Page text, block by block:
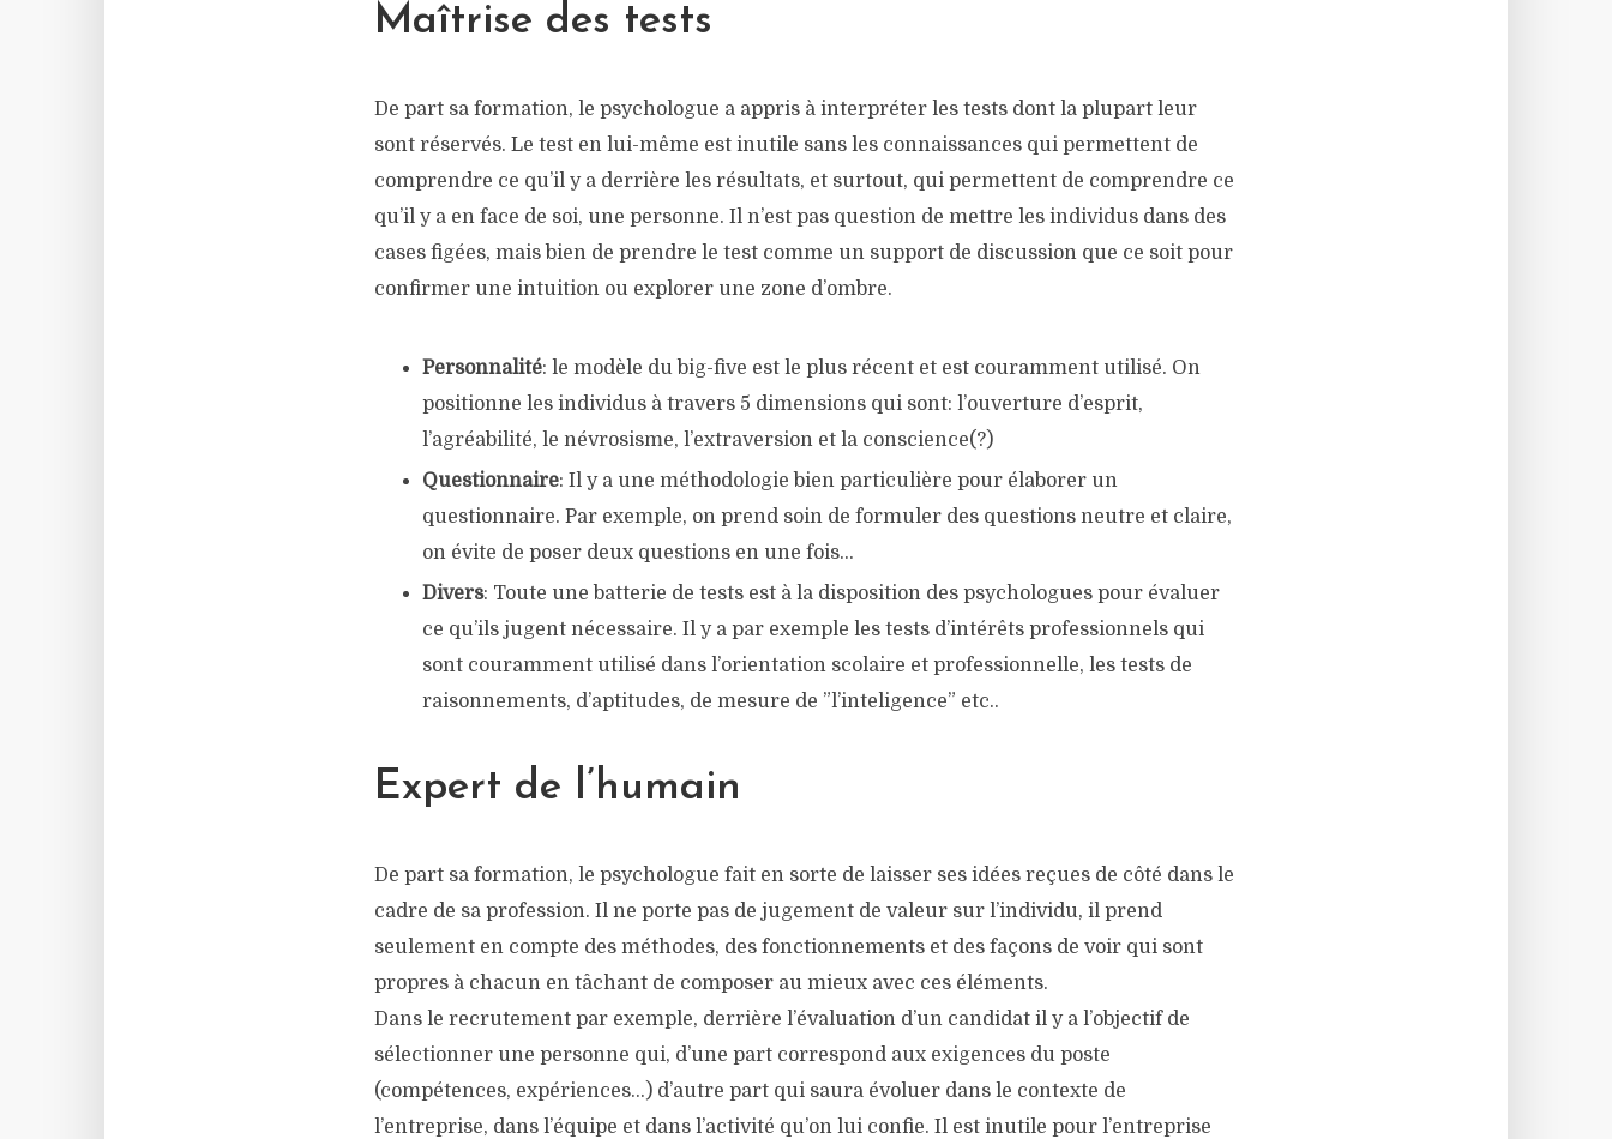
Maîtrise des tests
De part sa formation, le psychologue a appris à interpréter les tests dont la plupart leur
sont réservés. Le test en lui-même est inutile sans les connaissances qui permettent de
comprendre ce qu’il y a derrière les résultats, et surtout, qui permettent de comprendre ce
qu’il y a en face de soi, une personne. Il n’est pas question de mettre les individus dans des
cases figées, mais bien de prendre le test comme un support de discussion que ce soit pour
confirmer une intuition ou explorer une zone d’ombre.
Personnalité: le modèle du big-five est le plus récent et est couramment utilisé. On
positionne les individus à travers 5 dimensions qui sont: l’ouverture d’esprit,
l’agréabilité, le névrosisme, l’extraversion et la conscience(?)
Questionnaire: Il y a une méthodologie bien particulière pour élaborer un
questionnaire. Par exemple, on prend soin de formuler des questions neutre et claire,
on évite de poser deux questions en une fois…
Divers: Toute une batterie de tests est à la disposition des psychologues pour évaluer
ce qu’ils jugent nécessaire. Il y a par exemple les tests d’intérêts professionnels qui
sont couramment utilisé dans l’orientation scolaire et professionnelle, les tests de
raisonnements, d’aptitudes, de mesure de ”l’inteligence” etc..
Expert de l’humain
De part sa formation, le psychologue fait en sorte de laisser ses idées reçues de côté dans le
cadre de sa profession. Il ne porte pas de jugement de valeur sur l’individu, il prend
seulement en compte des méthodes, des fonctionnements et des façons de voir qui sont
propres à chacun en tâchant de composer au mieux avec ces éléments.
Dans le recrutement par exemple, derrière l’évaluation d’un candidat il y a l’objectif de
sélectionner une personne qui, d’une part correspond aux exigences du poste
(compétences, expériences…) d’autre part qui saura évoluer dans le contexte de
l’entreprise, dans l’équipe et dans l’activité qu’on lui confie. Il est inutile pour l’entreprise